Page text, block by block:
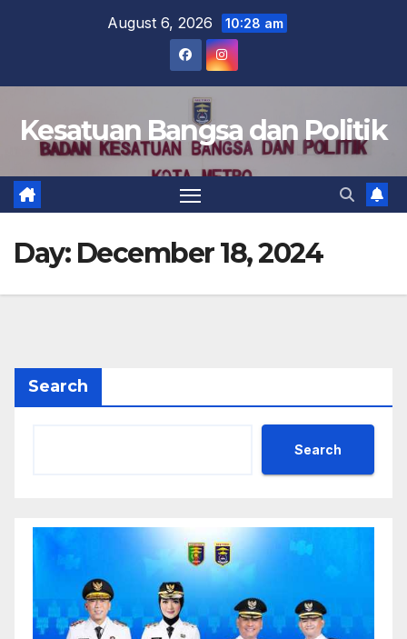
August 6, 2026 10:28 am
Kesatuan Bangsa dan Politik
Day: December 18, 2024
Search
Search